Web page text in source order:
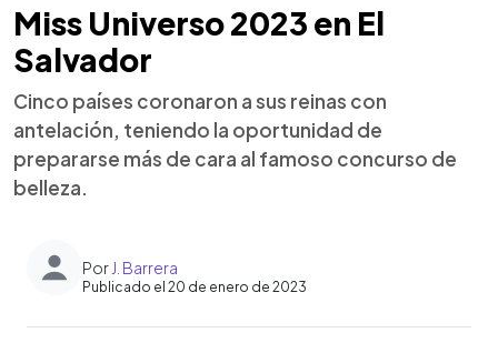
Miss Universo 2023 en El
Salvador
Cinco países coronaron a sus reinas con
antelación, teniendo la oportunidad de
prepararse más de cara al famoso concurso de
belleza.
Por J. Barrera
Publicado el 20 de enero de 2023